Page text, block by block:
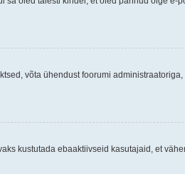
võta ühendust foorumi
kustutada ebaaktiivseid kasutajaid, et